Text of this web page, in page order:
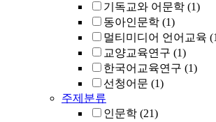
기독교와 어문학 (1)
동아인문학 (1)
멀티미디어 언어교육
교양교육연구 (1)
한국어교육연구 (1)
선청어문 (1)
주제분류
인문학 (21)